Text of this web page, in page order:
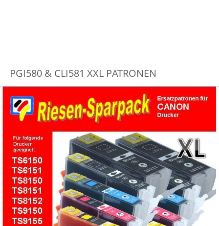
PGI580 & CLI581 XXL PATRONEN